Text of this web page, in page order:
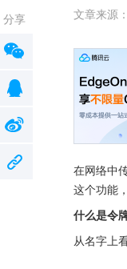
文章来源：
在网络中
这个功能，
什么是令
从名字上
分享